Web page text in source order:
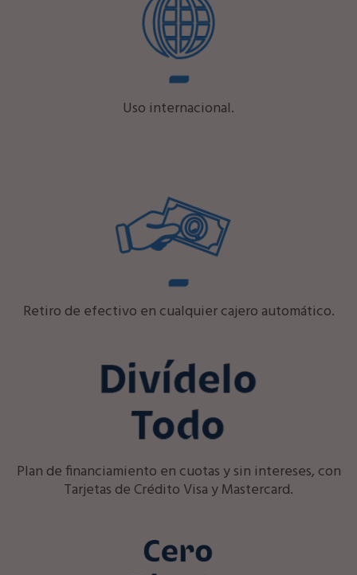
Uso internacional.
Retiro de efectivo en cualquier cajero automático.
Plan de financiamiento en cuotas y sin intereses, con
Tarjetas de Crédito Visa y Mastercard.